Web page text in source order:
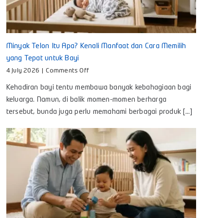
Minyak Telon Itu Apa? Kenali Manfaat dan Cara Memilih
yang Tepat untuk Bayi
4 July 2026 Comments Offon
Telon
Itu
Cara
Memilih
yang
Tepat
untuk
Bayi
Kehadiran bayi tentu membawa banyak kebahagiaan bagi
keluarga. Namun, di balik momen-momen berharga
tersebut, bunda juga perlu memahami berbagai produk [...]